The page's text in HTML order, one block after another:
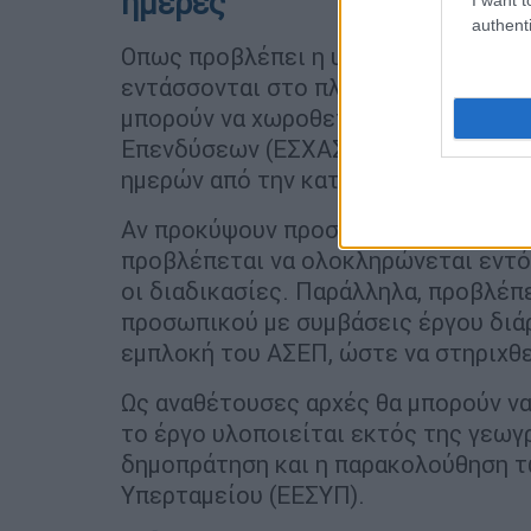
Οπως προβλέπει η υφιστάμενη
εντάσσονται στο πλέγμα δράσεων
μπορούν να χωροθετούνται με
Επενδύσεων (ΕΣΧΑΣΕ). Η
ημερών από την κατάθεση του
Αν προκύψουν προσφυγές ή άλλες
προβλέπεται να ολοκληρώνεται
οι διαδικασίες. Παράλληλα,
προσωπικού με συμβάσεις έργου
εμπλοκή του ΑΣΕΠ, ώστε να
Ως αναθέτουσες αρχές θα μπορούν
το έργο υλοποιείται εκτός της
δημοπράτηση και η παρακολούθηση
Υπερταμείου (ΕΕΣΥΠ).